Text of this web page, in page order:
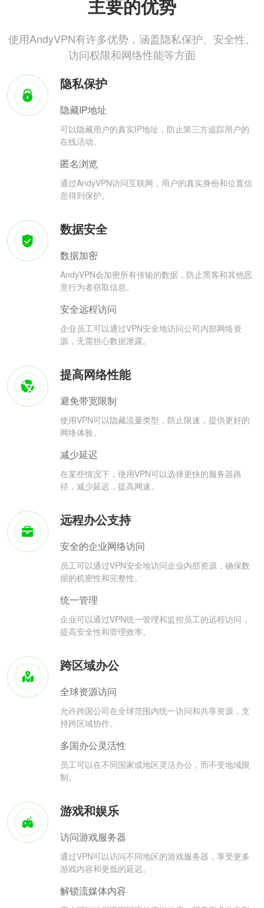
主要的优势
使用AndyVPN有许多优势，涵盖隐私保护、安全性、
访问权限和网络性能等方面
隐私保护
隐藏IP地址
可以隐藏用户的真实IP地址，防止第三方追踪用户的
在线活动。
匿名浏览
通过AndyVPN访问互联网，用户的真实身份和位置信
息得到保护。
数据安全
数据加密
AndyVPN会加密所有传输的数据，防止黑客和其他恶
意行为者窃取信息。
安全远程访问
企业员工可以通过VPN安全地访问公司内部网络资
源，无需担心数据泄露。
提高网络性能
避免带宽限制
使用VPN可以隐藏流量类型，防止限速，提供更好的
网络体验。
减少延迟
在某些情况下，使用VPN可以选择更快的服务器路
径，减少延迟，提高网速。
远程办公支持
安全的企业网络访问
员工可以通过VPN安全地访问企业内部资源，确保数
据的机密性和完整性。
统一管理
企业可以通过VPN统一管理和监控员工的远程访问，
提高安全性和管理效率。
跨区域办公
全球资源访问
允许跨国公司在全球范围内统一访问和共享资源，支
持跨区域协作。
多国办公灵活性
员工可以在不同国家或地区灵活办公，而不受地域限
制。
游戏和娱乐
访问游戏服务器
通过VPN可以访问不同地区的游戏服务器，享受更多
游戏内容和更低的延迟。
解锁流媒体内容